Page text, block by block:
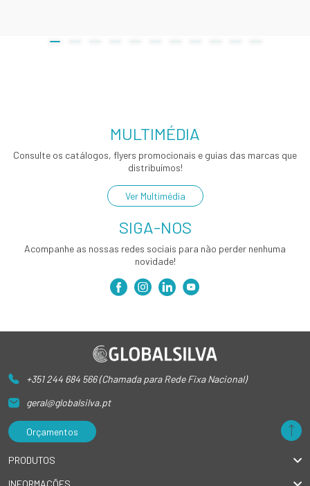
MULTIMÉDIA
Consulte os catálogos, flyers promocionais e guias das marcas que
distribuímos!
Ver Multimédia
SIGA-NOS
Acompanhe as nossas redes sociais para não perder nenhuma
novidade!
+351 244 684 566 (Chamada para Rede Fixa Nacional)
geral@globalsilva.pt
Orçamentos
PRODUTOS